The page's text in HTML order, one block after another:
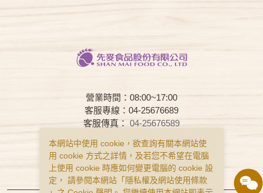
營業時間：08:00~17:00
客服專線：04-25676689
客服傳真： 04-25676589
常見問題 購物說明
隱私權政策
服務條款
本網站中使用 cookie，欲查詢有關本網站使
用 cookie 方式之詳情，及若您不希望在電腦
上使用 cookie 時應如何變更電腦的 cookie 設
定， 請參閱本網站「 隱私權及網站使用條款